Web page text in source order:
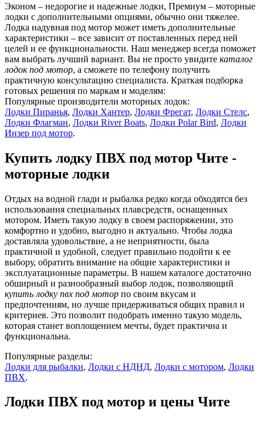
Эконом – недорогие и надежные лодки, Премиум – моторные
лодки с дополнительными опциями, обычно они тяжелее.
Лодка надувная под мотор может иметь дополнительные
характеристики – все зависит от поставленных перед ней
целей и ее функциональности. Наш менеджер всегда поможет
вам выбрать лучший вариант. Вы не просто увидите каталог
лодок под мотор, а сможете по телефону получить
практичную консультацию специалиста. Краткая подборка
готовых решения по маркам и моделям:
Популярные производители моторных лодок:
Лодки Пиранья, Лодки Хантер, Лодки Фрегат, Лодки Стелс,
Лодки Флагман, Лодки River Boats, Лодки Polar Bird, Лодки
Инзер под мотор.
Купить лодку ПВХ под мотор Чите -
моторные лодки
Отдых на водной глади и рыбалка редко когда обходятся без
использования специальных плавсредств, оснащенных
мотором. Иметь такую лодку в своем распоряжении, это
комфортно и удобно, выгодно и актуально. Чтобы лодка
доставляла удовольствие, а не неприятности, была
практичной и удобной, следует правильно подойти к ее
выбору, обратить внимание на общие характеристики и
эксплуатационные параметры. В нашем каталоге достаточно
обширный и разнообразный выбор лодок, позволяющий
купить лодку пвх под мотор по своим вкусам и
предпочтениям, но лучше придерживаться общих правил и
критериев. Это позволит подобрать именно такую модель,
которая станет воплощением мечты, будет практична и
функциональна.
Популярные разделы:
Лодки для рыбалки, Лодки с НДНД, Лодки с мотором, Лодки
ПВХ.
Лодки ПВХ под мотор и цены Чите